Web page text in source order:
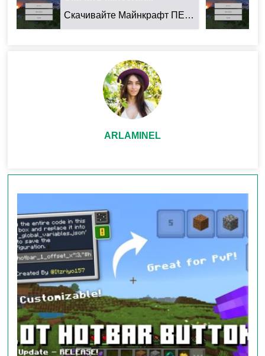
и удочек.
2D-поплавок удочки– ностальгичная механика.
– реагирует на скорость и
⚙️ Кастомизация под себя
В настройках пакета можно:
✅Выбрать 12 дизайнов плаща(или загрузить
свой!).
✅ Отключитьвиньеткуи всплывающие анимации
Скачивайте Майнкрафт ПЕ 26.32.02 для Android: ...
ARLAMINEL